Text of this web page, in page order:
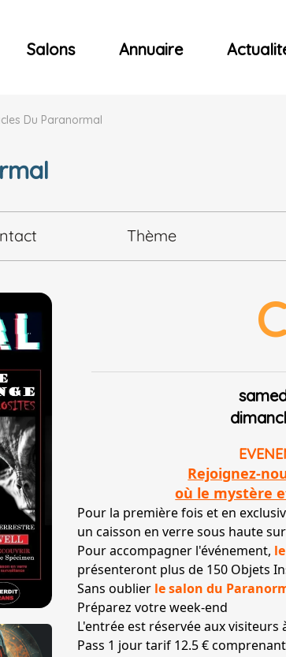
Salons Annuaire
Du Paranormal
Thème
Rejoignez-
où le mystère
Pour la première fois et en
un caisson en verre sous haute
Pour accompagner l'événement,
présenteront plus de 150 Objets
Sans oublier le salon du
Préparez votre week-end
L'entrée est réservée aux visiteurs
Pass 1 jour tarif 12.5 €